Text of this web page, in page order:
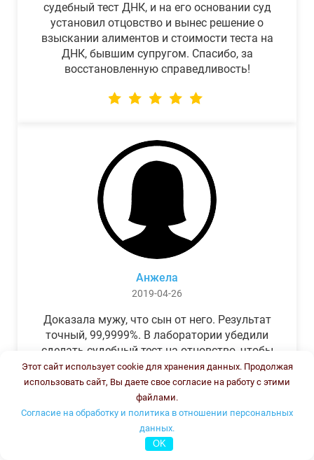
судебный тест ДНК, и на его основании суд
установил отцовство и вынес решение о
взыскании алиментов и стоимости теста на
ДНК, бывшим супругом. Спасибо, за
восстановленную справедливость!
Анжела
2019-04-26
Доказала мужу, что сын от него. Результат
точный, 99,9999%. В лаборатории убедили
сделать судебный тест на отцовство, чтобы
можно было предъявить в суде. Результат
был готов через неделю, как и
обещали.Теперь муж бегает и извиняется.
Этот сайт использует cookie для хранения данных. Продолжая
использовать сайт, Вы даете свое согласие на работу с этими
файлами.
Согласие на обработку и политика в отношении персональных
данных.
OK